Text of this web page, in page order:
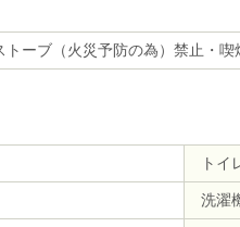
トーブ（火災予防の為）禁止・
トイ
洗濯